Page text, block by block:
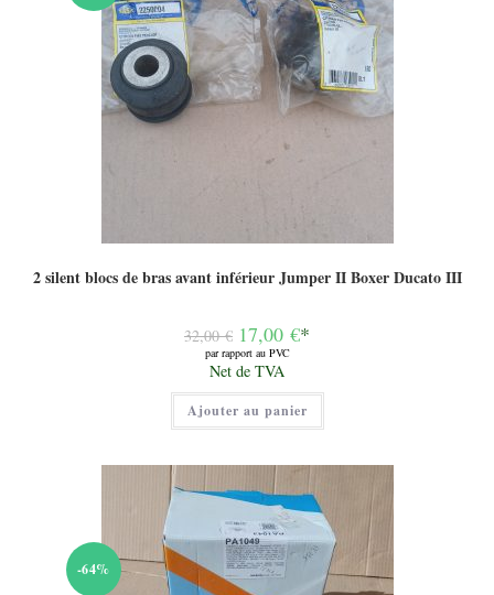
2 silent blocs de bras avant inférieur Jumper II Boxer Ducato III
32,00€ Le
prix
initial
était :
32,00 €.
17,00 €*
par rapport au PVC
Le
prix
actuel
est :
17,00 €.
Net de TVA
Ajouter au panier
-64%